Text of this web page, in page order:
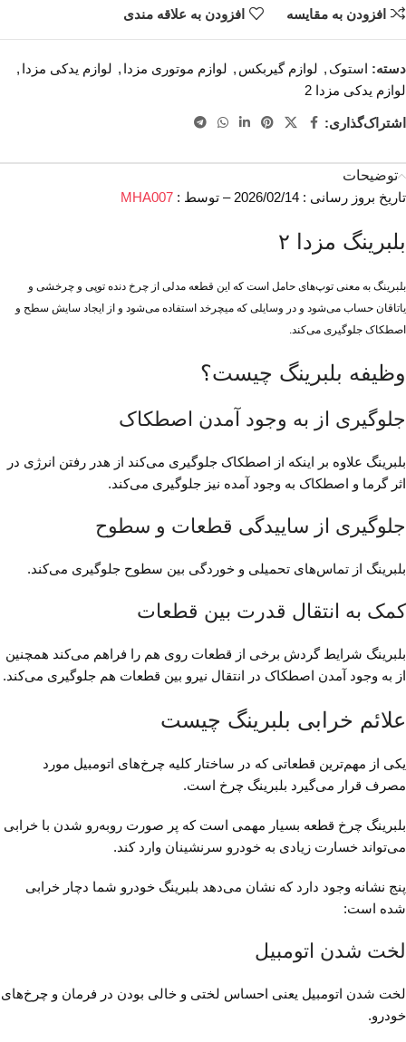
افزودن به مقایسه افزودن به علاقه مندی
دسته: استوک , لوازم گیربکس , لوازم موتوری مزدا , لوازم یدکی مزدا ,
لوازم یدکی مزدا 2
اشتراک‌گذاری:
توضیحات
تاریخ بروز رسانی : 2026/02/14 – توسط :
MHA007
بلبرینگ مزدا ۲
بلبرینگ به معنی توپ‌های حامل است که این قطعه مدلی از چرخ دنده توپی و چرخشی و
یاتاقان حساب می‌شود و در وسایلی که میچرخد استفاده می‌شود و از ایجاد سایش سطح و
اصطکاک جلوگیری می‌کند.
وظیفه بلبرینگ چیست؟
جلوگیری از به وجود آمدن اصطکاک
بلبرینگ علاوه بر اینکه از اصطکاک جلوگیری می‌کند از هدر رفتن انرژی در
اثر گرما و اصطکاک به وجود آمده نیز جلوگیری می‌کند.
جلوگیری از ساییدگی قطعات و سطوح
بلبرینگ از تماس‌های تحمیلی و خوردگی بین سطوح جلوگیری می‌کند.
کمک به انتقال قدرت بین قطعات
بلبرینگ شرایط گردش برخی از قطعات روی هم را فراهم می‌کند همچنین
از به وجود آمدن اصطکاک در انتقال نیرو بین قطعات هم جلوگیری می‌کند.
علائم خرابی بلبرینگ چیست
یکی از مهم‌ترین قطعاتی که در‌ ساختار کلیه چرخ‌های اتومبیل مورد
مصرف قرار می‌گیرد بلبرینگ چرخ است.
بلبرینگ چرخ قطعه بسیار مهمی است که پر صورت روبه‌رو شدن با خرابی
می‌تواند خسارت زیادی به‌ خودرو سرنشینان وارد کند.
پنج نشانه وجود دارد که نشان می‌دهد بلبرینگ خودرو شما دچار خرابی
شده است:
لخت شدن اتومبیل
لخت شدن اتومبیل یعنی احساس لختی و خالی بودن در فرمان و چرخ‌های
خودرو.